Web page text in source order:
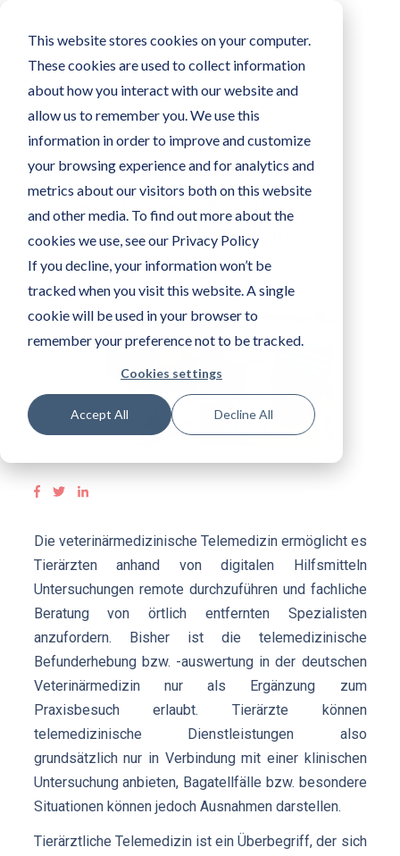
This website stores cookies on your computer.
These cookies are used to collect information
about how you interact with our website and
allow us to remember you. We use this
information in order to improve and customize
your browsing experience and for analytics and
metrics about our visitors both on this website
and other media. To find out more about the
cookies we use, see our Privacy Policy
If you decline, your information won’t be
tracked when you visit this website. A single
cookie will be used in your browser to
remember your preference not to be tracked.
Cookies settings
Accept All Decline All
Der zunehmende Einsatz
tierärztlicher Telemedizin
AMA XPERTEYE 22 MÄR 2021
Die veterinärmedizinische Telemedizin ermöglicht es
Tierärzten anhand von digitalen Hilfsmitteln
Untersuchungen remote durchzuführen und fachliche
Beratung von örtlich entfernten Spezialisten
anzufordern. Bisher ist die telemedizinische
Befunderhebung bzw. -auswertung in der deutschen
Veterinärmedizin nur als Ergänzung zum
Praxisbesuch erlaubt. Tierärzte können
telemedizinische Dienstleistungen also
grundsätzlich nur in Verbindung mit einer klinischen
Untersuchung anbieten, Bagatellfälle bzw. besondere
Situationen können jedoch Ausnahmen darstellen.
Tierärztliche Telemedizin ist ein Überbegriff, der sich